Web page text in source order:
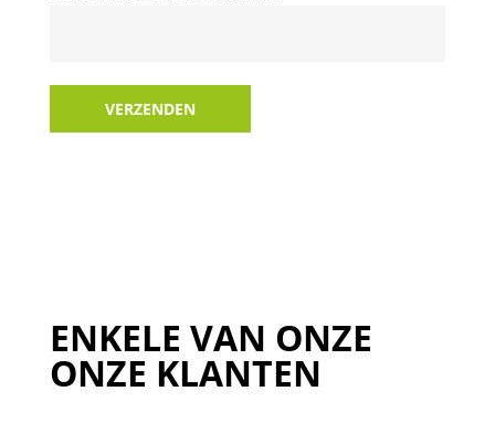
VERZENDEN
ENKELE VAN ONZE
ONZE KLANTEN